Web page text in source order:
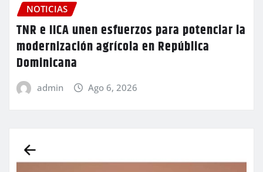
NOTICIAS
TNR e IICA unen esfuerzos para potenciar la
modernización agrícola en República
Dominicana
admin Ago 6, 2026